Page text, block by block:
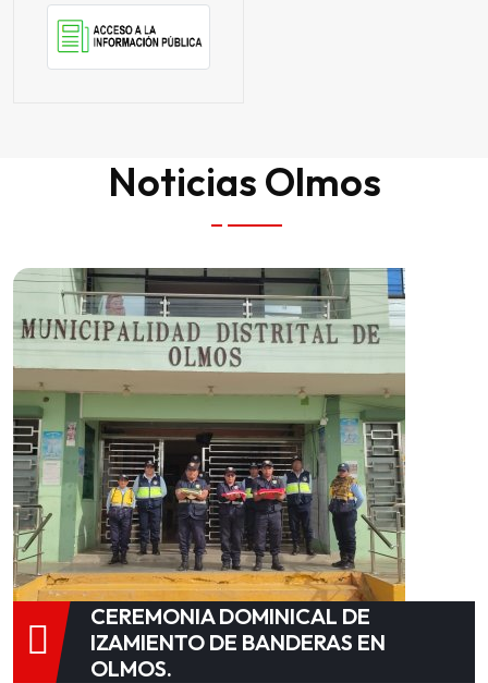
Noticias Olmos
CEREMONIA DOMINICAL DE
IZAMIENTO DE BANDERAS EN
OLMOS.